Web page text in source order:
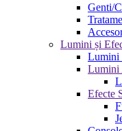
Genti/
Lumini și
Lumini
Lumini
Efecte